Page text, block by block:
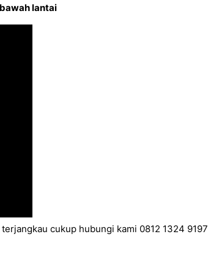
lantai
cukup hubungi kami 0812 1324 9197